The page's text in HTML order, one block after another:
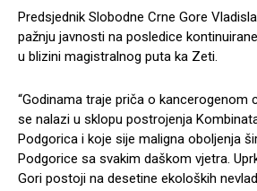
Predsjednik Slobodne Crne Gore
pažnju javnosti na posledice
u blizini magistralnog puta ka Zeti.
“Godinama traje priča o kancerogenom
se nalazi u sklopu postrojenja
Podgorica i koje sije maligna oboljenja
Podgorice sa svakim daškom vjetra.
Gori postoji na desetine ekoloških